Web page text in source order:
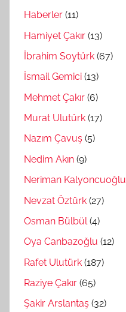
Haberler (11)
Hamiyet Çakır (13)
İbrahim Soytürk (67)
İsmail Gemici (13)
Mehmet Çakır (6)
Murat Ulutürk (17)
Nazım Çavuş (5)
Nedim Akın (9)
Neriman Kalyoncuoğlu
Nevzat Öztürk (27)
Osman Bülbül(4)
Oya Canbazoğlu (12)
Rafet Ulutürk (187)
Raziye Çakır (65)
Şakir Arslantaş (32)